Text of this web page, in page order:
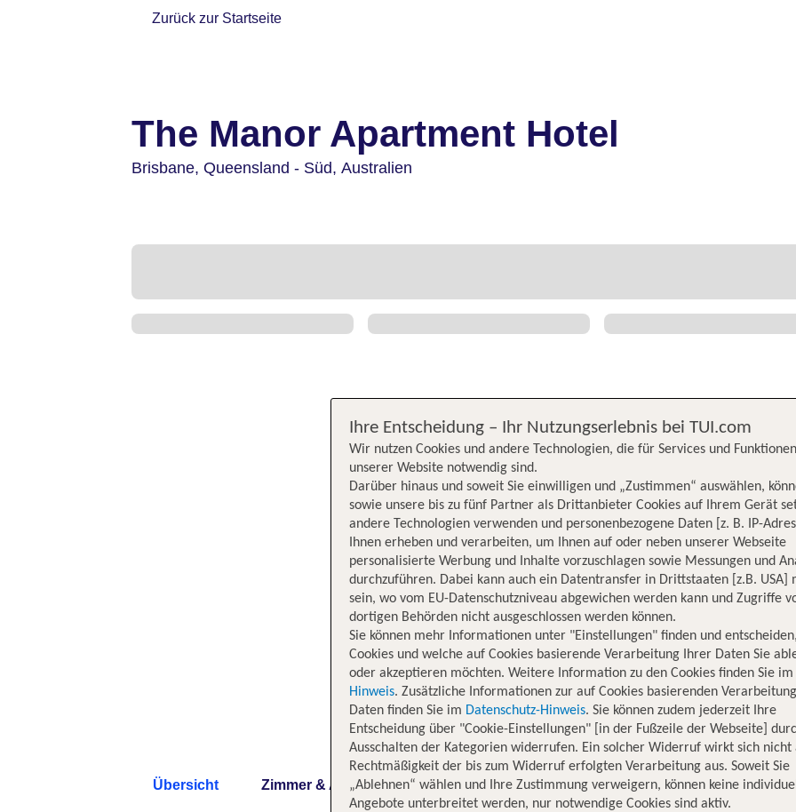
Zurück zur Startseite
The Manor Apartment Hotel
Brisbane, Queensland - Süd, Australien
Übersicht Zimmer & Angebote Hotelinformationen Lage Bewertungen
Ihre Entscheidung – Ihr Nutzungserlebnis bei TUI.com
Wir nutzen Cookies und andere Technologien, die für Services und
unserer Website notwendig sind.
Darüber hinaus und soweit Sie einwilligen und „Zustimmen“ auswählen,
sowie unsere bis zu fünf Partner als Drittanbieter Cookies auf Ihrem Gerät
andere Technologien verwenden und personenbezogene Daten [z. B. IP-
Ihnen erheben und verarbeiten, um Ihnen auf oder neben unserer Webseite
personalisierte Werbung und Inhalte vorzuschlagen sowie Messungen und
durchzuführen. Dabei kann auch ein Datentransfer in Drittstaaten [z.B. USA]
sein, wo vom EU-Datenschutzniveau abgewichen werden kann und Zugriffe
dortigen Behörden nicht ausgeschlossen werden können.
Sie können mehr Informationen unter "Einstellungen" finden und
Cookies und welche auf Cookies basierende Verarbeitung Ihrer Daten Sie
oder akzeptieren möchten. Weitere Information zu den Cookies finden Sie im
Hinweis. Zusätzliche Informationen zur auf Cookies basierenden
Daten finden Sie im Datenschutz-Hinweis. Sie können zudem jederzeit Ihre
Entscheidung über "Cookie-Einstellungen" [in der Fußzeile der Webseite]
Ausschalten der Kategorien widerrufen. Ein solcher Widerruf wirkt sich nicht
Rechtmäßigkeit der bis zum Widerruf erfolgten Verarbeitung aus. Soweit Sie
„Ablehnen“ wählen und Ihre Zustimmung verweigern, können keine
Angebote unterbreitet werden, nur notwendige Cookies sind aktiv.